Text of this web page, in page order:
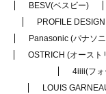
BESV(ベスビー)
PROFILE
Panasonic (パナソ
OSTRICH (オースト
4iiii(フォ
LOUIS